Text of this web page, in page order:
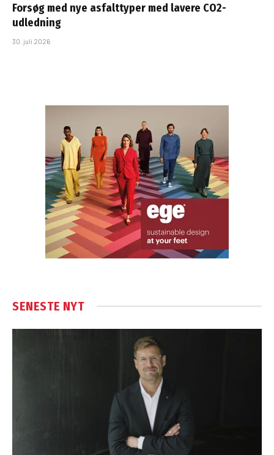
Forsøg med nye asfalttyper med lavere CO2-
udledning
30. juli 2026
SENESTE NYT